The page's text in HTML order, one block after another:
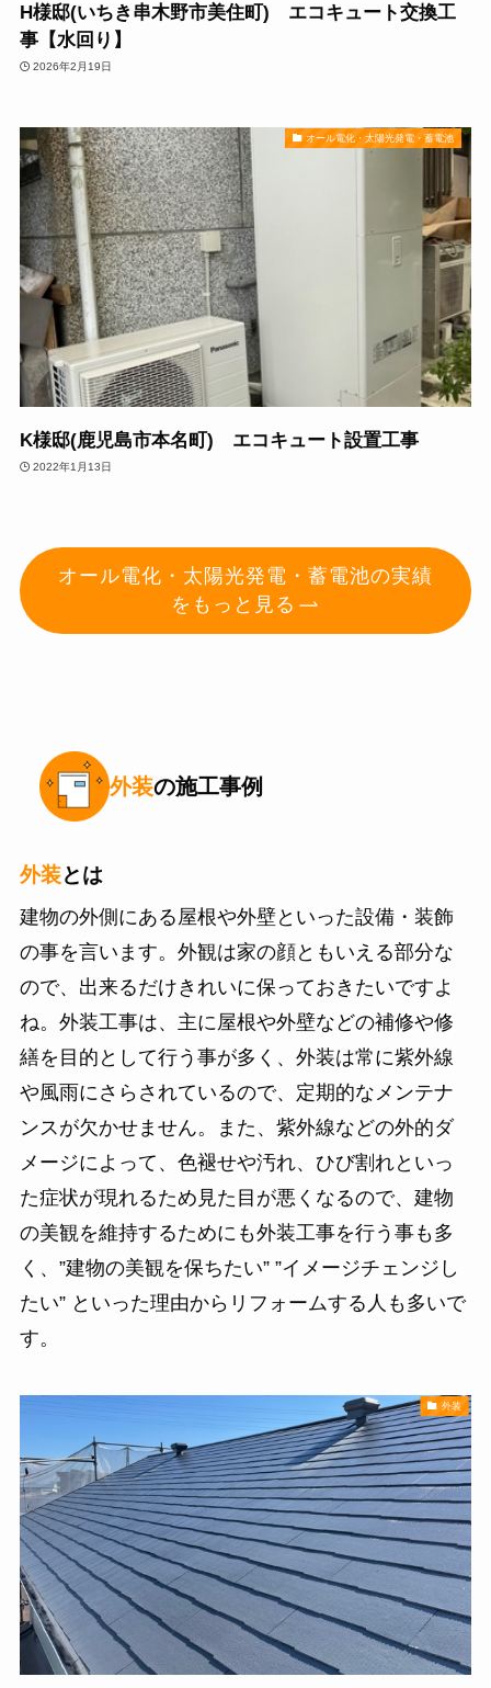
H様邸(いちき串木野市美住町) エコキュート交換工
事【水回り】
2026年2月19日
オール電化・太陽光発電・蓄電池
K様邸(鹿児島市本名町) エコキュート設置工事
2022年1月13日
オール電化・太陽光発電・蓄電池の実績
をもっと見る
外装の施工事例
外装とは
建物の外側にある屋根や外壁といった設備・装飾
の事を言います。外観は家の顔ともいえる部分な
ので、出来るだけきれいに保っておきたいですよ
ね。外装工事は、主に屋根や外壁などの補修や修
繕を目的として行う事が多く、外装は常に紫外線
や風雨にさらされているので、定期的なメンテナ
ンスが欠かせません。また、紫外線などの外的ダ
メージによって、色褪せや汚れ、ひび割れといっ
た症状が現れるため見た目が悪くなるので、建物
の美観を維持するためにも外装工事を行う事も多
く、”建物の美観を保ちたい” ”イメージチェンジし
たい” といった理由からリフォームする人も多いで
す。
外装